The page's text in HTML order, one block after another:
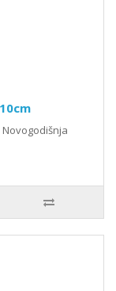
Novogodišnja